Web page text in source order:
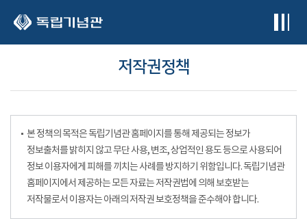
저작권정책
본 정책의 목적은 독립기념관 홈페이지를 통해 제공되는 정보가
정보출처를 밝히지 않고 무단 사용, 변조, 상업적인 용도 등으로 사용되어
정보 이용자에게 피해를 끼치는 사례를 방지하기 위함입니다. 독립기념관
홈페이지에서 제공하는 모든 자료는 저작권법에 의해 보호받는
저작물로서 이용자는 아래의 저작권 보호정책을 준수해야 합니다.